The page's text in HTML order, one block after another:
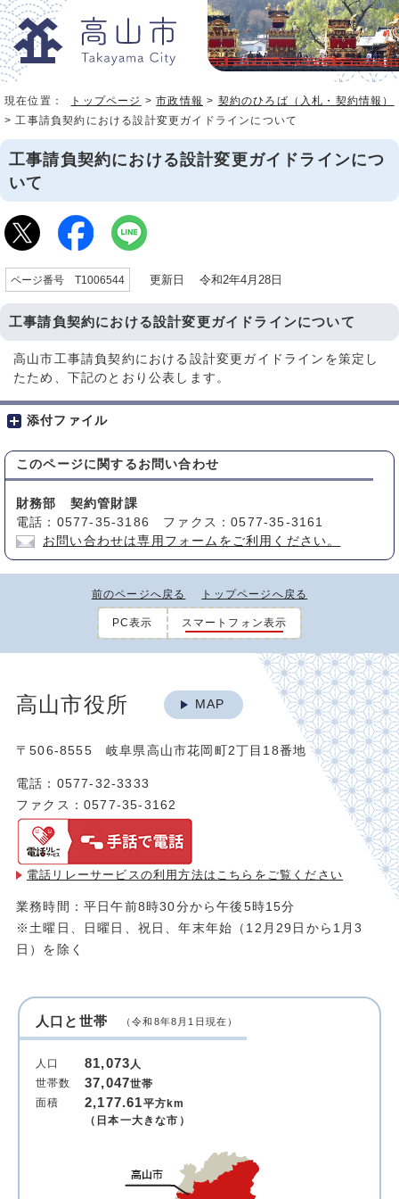
現在位置： トップページ >市政情報 > 契約のひろば（入札・契約情報）
> 工事請負契約における設計変更ガイドラインについて
工事請負契約における設計変更ガイドラインにつ
いて
ページ番号 T1006544 更新日 令和2年4月28日
工事請負契約における設計変更ガイドラインについて
高山市工事請負契約における設計変更ガイドラインを策定し
たため、下記のとおり公表します。
添付ファイル
このページに関する お問い合わせ
財務部 契約管財課
電話：0577-35-3186 ファクス：0577-35-3161
お問い合わせは専用フォームをご利用ください。
前のページへ戻る トップページへ戻る
PC表示 スマートフォン表示
高山市役所 MAP
〒506-8555 岐阜県高山市花岡町2丁目18番地
電話：0577-32-3333
ファクス：0577-35-3162
電話リレーサービスの利用方法は こちらをご覧ください
業務時間：平日午前8時30分から午後5時15分
※土曜日、日曜日、祝日、年末年始（12月29日から1月3
日）を除く
人口と世帯 （令和8年8月1日現在）
人口 81,073人
世帯数
37,047世帯
面積
2,177.61平方km
（日本一大きな市）